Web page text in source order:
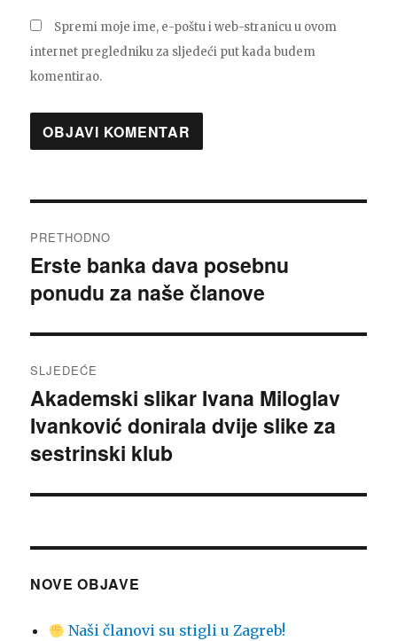
Spremi moje ime, e-poštu i web-stranicu u ovom
internet pregledniku za sljedeći put kada budem
komentirao.
objava
PRETHODNO
Prethodna
objava:
Erste banka dava posebnu
ponudu za naše članove
SLJEDEĆE
Sljedeća
objava:
Akademski slikar Ivana Miloglav
Ivanković donirala dvije slike za
sestrinski klub
NOVE OBJAVE
Naši članovi su stigli u Zagreb!